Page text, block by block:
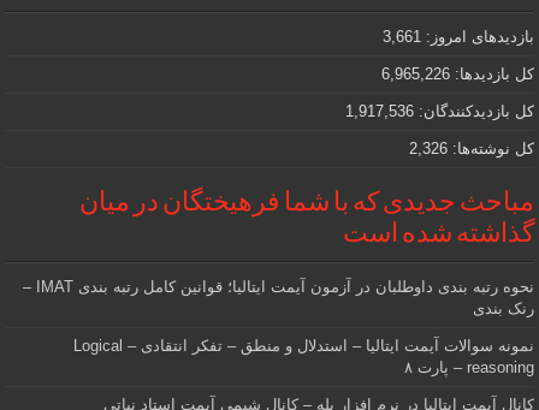
که
دنبالش
هستید
بازدیدهای امروز: 3,661
کل بازدیدها:6,965,226
کل بازدیدکنند‌گان:1,917,536
کل نوشته‌ها:2,326
مباحث جدیدی که با شما فرهیختگان در میان
گذاشته شده است
نحوه رتبه بندی داوطلبان در آزمون آیمت ایتالیا؛ قوانین کامل رتبه بندی IMAT –
رنک بندی
نمونه سوالات آیمت ایتالیا – استدلال و منطق – تفکر انتقادی – Logical
reasoning – پارت ۸
کانال آیمت ایتالیا در نرم افزار بله – کانال شیمی آیمت استاد نباتی